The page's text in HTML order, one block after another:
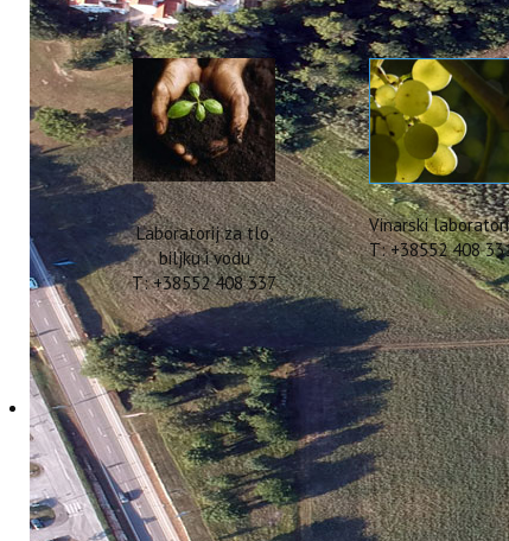
Laboratorij za tlo,
biljku i vodu
T: +38552 408 337
Vinarski
T: +38552 408
Izrada elaborata za
cjenik 2025
17 Siječanj 2025 Hitova: 1118